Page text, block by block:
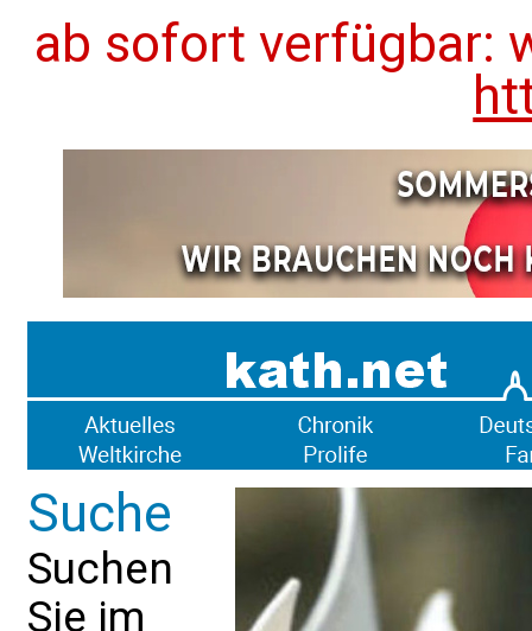
ab sofort verfügbar:
Suche
Suchen
Sie im